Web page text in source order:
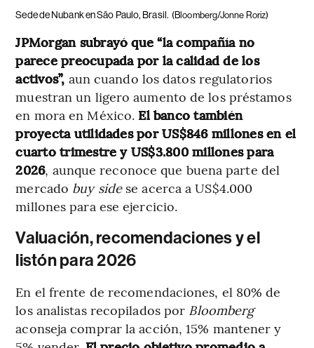
Sede de Nubank en São Paulo, Brasil. (Bloomberg/Jonne Roriz)
JPMorgan subrayó que “la compañía no
parece preocupada por la calidad de los
activos”, aun cuando los datos regulatorios
muestran un ligero aumento de los préstamos
en mora en México. El banco también
proyecta utilidades por US$846 millones en el
cuarto trimestre y US$3.800 millones para
2026, aunque reconoce que buena parte del
mercado buy sidese acerca a US$4.000
millones para ese ejercicio.
Valuación, recomendaciones y el
listón para 2026
En el frente de recomendaciones, el 80% de
los analistas recopilados por Bloomberg
aconseja comprar la acción, 15% mantener y